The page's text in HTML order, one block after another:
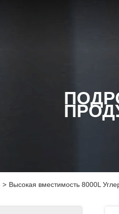
> Высокая вместимость 8000L